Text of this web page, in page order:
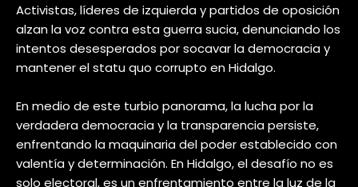
Activistas, líderes de izquierda y partidos de oposición
alzan la voz contra esta guerra sucia, denunciando los
intentos desesperados por socavar la democracia y
mantener el statu quo corrupto en Hidalgo.
En medio de este turbio panorama, la lucha por la
verdadera democracia y la transparencia persiste,
enfrentando la maquinaria del poder establecido con
valentía y determinación. En Hidalgo, el desafío no es
solo electoral, es un enfrentamiento entre la luz de la